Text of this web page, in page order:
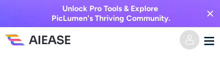
Unlock Pro Tools & Explore
PicLumen's Thriving Community.